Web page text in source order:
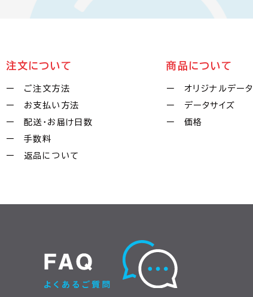
注文について
ー ご注文方法
ー お支払い方法
ー 配送・お届け日数
ー 手数料
ー 返品について
商品について
ー オリジナルデータ
ー データサイズ
ー 価格